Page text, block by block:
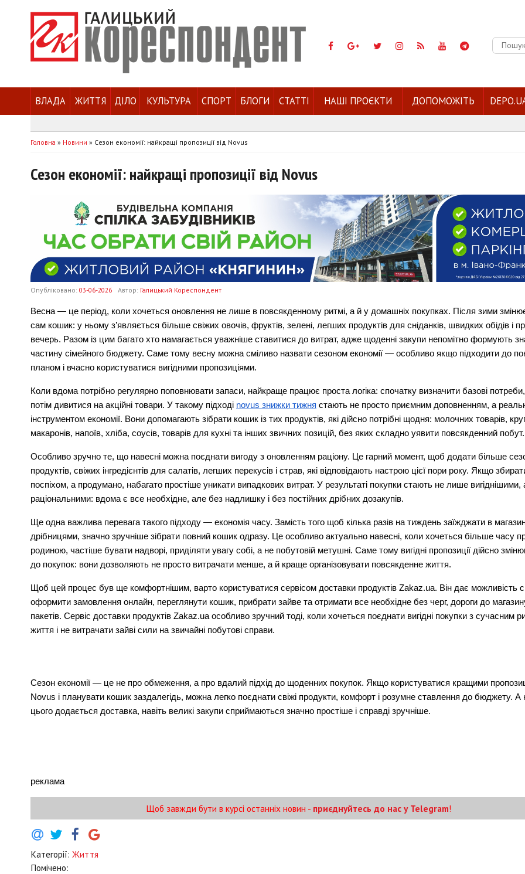
Пошук:
ВЛАДА ЖИТТЯ ДІЛО КУЛЬТУРА СПОРТ БЛОГИ СТАТТІ НАШІ ПРОЄКТИ ДОПОМОЖІТЬ
Головна » Новини » Сезон економії: найкращі пропозиції від Novus
Сезон економії: найкращі пропозиції від Novus
Опубліковано: 03-06-2026 Автор: Галицький Кореспондент
Весна — це період, коли хочеться оновлення не лише в повсякденному ритмі, а й у домашніх покупках. Після зими
сам кошик: у ньому з’являється більше свіжих овочів, фруктів, зелені, легших продуктів для сніданків, швидких обідів і
вечерь. Разом із цим багато хто намагається уважніше ставитися до витрат, адже щоденні закупи непомітно формують
частину сімейного бюджету. Саме тому весну можна сміливо назвати сезоном економії — особливо якщо підходити до
планом і вчасно користуватися вигідними пропозиціями.
Коли вдома потрібно регулярно поповнювати запаси, найкраще працює проста логіка: спочатку визначити базові
потім дивитися на акційні товари. У такому підході novus знижки тижня стають не просто приємним доповненням, а
інструментом економії. Вони допомагають зібрати кошик із тих продуктів, які дійсно потрібні щодня: молочних товарів,
макаронів, напоїв, хліба, соусів, товарів для кухні та інших звичних позицій, без яких складно уявити повсякденний побут.
Особливо зручно те, що навесні можна поєднати вигоду з оновленням раціону. Це гарний момент, щоб додати більше
продуктів, свіжих інгредієнтів для салатів, легших перекусів і страв, які відповідають настрою цієї пори року. Якщо
поспіхом, а продумано, набагато простіше уникати випадкових витрат. У результаті покупки стають не лише вигіднішими,
раціональними: вдома є все необхідне, але без надлишку і без постійних дрібних дозакупів.
Ще одна важлива перевага такого підходу — економія часу. Замість того щоб кілька разів на тиждень заїжджати в
дрібницями, значно зручніше зібрати повний кошик одразу. Це особливо актуально навесні, коли хочеться більше часу
родиною, частіше бувати надворі, приділяти увагу собі, а не побутовій метушні. Саме тому вигідні пропозиції дійсно
до покупок: вони дозволяють не просто витрачати менше, а й краще організовувати повсякденне життя.
Щоб цей процес був ще комфортнішим, варто користуватися сервісом доставки продуктів Zakaz.ua. Він дає можливість
оформити замовлення онлайн, переглянути кошик, прибрати зайве та отримати все необхідне без черг, дороги до
пакетів. Сервіс доставки продуктів Zakaz.ua особливо зручний тоді, коли хочеться поєднати вигідні покупки з сучасним
життя і не витрачати зайві сили на звичайні побутові справи.
Сезон економії — це не про обмеження, а про вдалий підхід до щоденних покупок. Якщо користуватися кращими
Novus і планувати кошик заздалегідь, можна легко поєднати свіжі продукти, комфорт і розумне ставлення до бюджету. А
цього додається доставка, навіть великі закупи сприймаються значно простіше і справді зручніше.
реклама
Щоб завжди бути в курсі останніх новин - приєднуйтесь до нас у Telegram!
Категорії: Життя
Помічено: